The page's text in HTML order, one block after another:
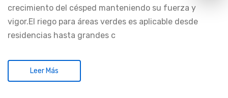
crecimiento del césped manteniendo su fuerza y
vigor.El riego para áreas verdes es aplicable desde
residencias hasta grandes c
Leer Más